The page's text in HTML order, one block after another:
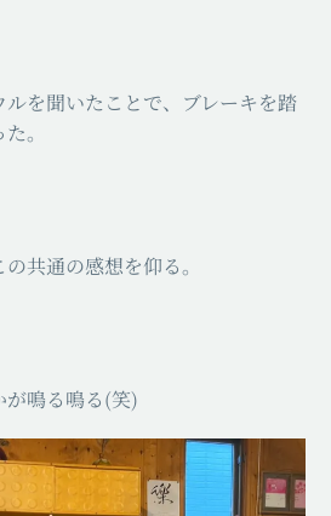
を聞いたことで、ブレーキを踏
。
共通の感想を仰る。
が鳴る鳴る(笑)